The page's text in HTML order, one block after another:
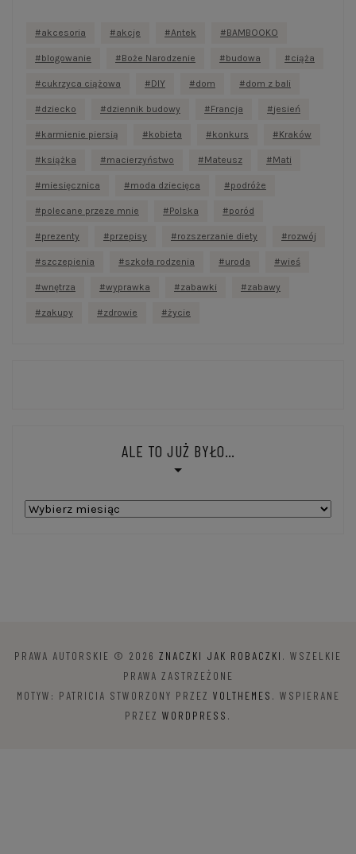
akcesoria akcje Antek BAMBOOKO
blogowanie Boże Narodzenie budowa ciąża
cukrzyca ciążowa DIY dom dom z bali
dziecko dziennik budowy Francja jesień
karmienie piersią kobieta konkurs Kraków
książka macierzyństwo Mateusz Mati
miesięcznica moda dziecięca podróże
polecane przeze mnie Polska poród
prezenty przepisy rozszerzanie diety rozwój
szczepienia szkoła rodzenia uroda wieś
wnętrza wyprawka zabawki zabawy
zakupy zdrowie życie
ALE TO JUŻ BYŁO…
Ale
PRAWA AUTORSKIE © 2026 ZNACZKI JAK ROBACZKI . WSZELKIE
PRAWA ZASTRZEŻONE
MOTYW: PATRICIA STWORZONY PRZEZ VOLTHEMES . WSPIERANE
PRZEZ WORDPRESS .